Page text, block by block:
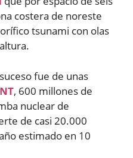
costera de noreste
tsunami con olas
fue de unas
, 600 millones de
nuclear de
de casi 20.000
estimado en 10